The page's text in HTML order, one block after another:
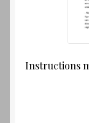
Instructions